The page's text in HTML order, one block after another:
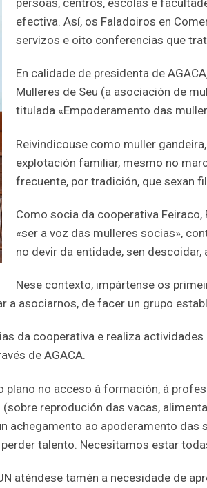
persoas, centros, escolas e
efectiva. Así, os Faladoiros en
servizos e oito conferencias que
En calidade de presidenta de
Mulleres de Seu (a asociación de
titulada «Empoderamento das
Reivindicouse como muller
explotación familiar, mesmo no
frecuente, por tradición, que sexan
Como socia da cooperativa
«ser a voz das mulleres socias»,
no devir da entidade, sen
Nese contexto, impártense os
a asociarnos, de facer un grupo
da cooperativa e realiza
de AGACA.
plano no acceso á formación, á
reprodución das vacas,
achegamento ao apoderamento das
talento. Necesitamos estar
aténdese tamén a necesidade de